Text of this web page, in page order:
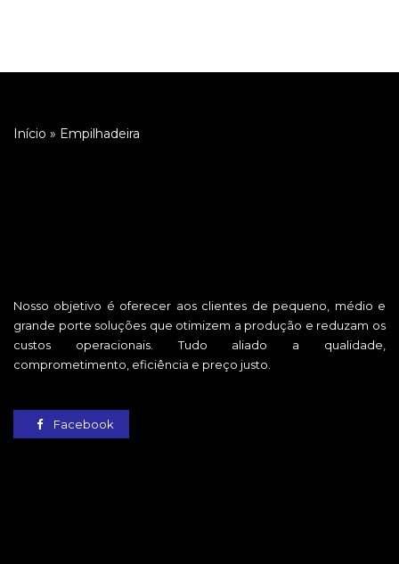
Início » Empilhadeira
Nosso objetivo é oferecer aos clientes de pequeno, médio e
grande porte soluções que otimizem a produção e reduzam os
custos operacionais. Tudo aliado a qualidade,
comprometimento, eficiência e preço justo.
Facebook